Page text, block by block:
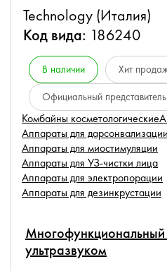
Technology (Италия)
Код вида: 186240
В наличии
Хит
Официальный представитель
Комбайны косметологические
Аппараты для дарсонвализации
Аппараты для миостимуляции
Аппараты для УЗ-чистки лица
Аппараты для электропорации
Аппараты для дезинкрустации
ультразвуком